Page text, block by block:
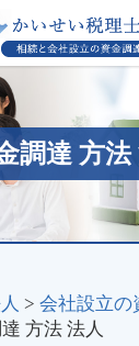
調達 方法
> 会社設立の
方法 法人